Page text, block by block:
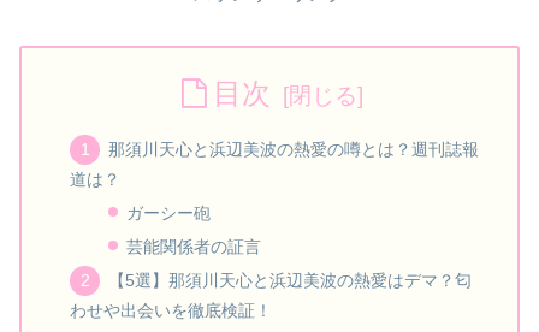
目次
那須川天心と浜辺美波の熱愛の噂とは？週刊誌報
道は？
ガーシー砲
芸能関係者の証言
【5選】那須川天心と浜辺美波の熱愛はデマ？匂
わせや出会いを徹底検証！